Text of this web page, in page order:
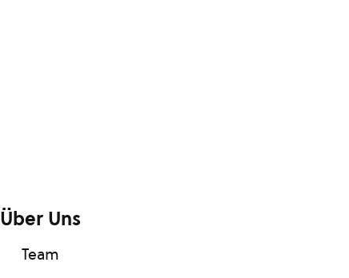
Über Uns
Team